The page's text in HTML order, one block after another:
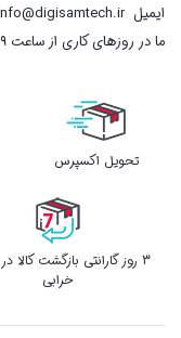
ایمیل
ما در روزهای کاری از ساعت ۹ صبح تا ۱۹ پاسخگوی شما هستیم
تحویل اکسپرس
3 روز گارانتی بازگشت کالا
خرابی